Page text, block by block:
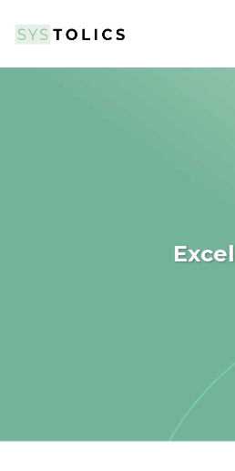
Excel